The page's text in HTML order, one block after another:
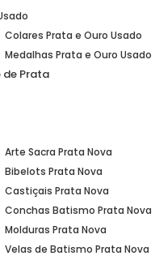
Colares Prata e Ouro Usado
Medalhas Prata e Ouro Usado
de Prata
Arte Sacra Prata Nova
Bibelots Prata Nova
Castiçais Prata Nova
Conchas Batismo Prata Nova
Molduras Prata Nova
Velas de Batismo Prata Nova